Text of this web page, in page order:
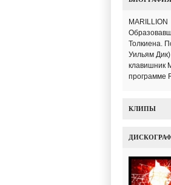
MARILLION
Толкиена.
Уильям
клавишник
программе
КЛИПЫ